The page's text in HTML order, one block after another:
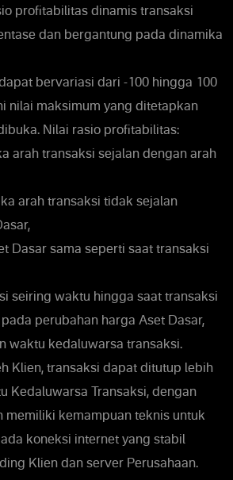
profitabilitas dinamis transaksi
dan bergantung pada dinamika
bervariasi dari -100 hingga 100
nilai maksimum yang ditetapkan
Nilai rasio profitabilitas:
arah transaksi sejalan dengan arah
arah transaksi tidak sejalan
Dasar sama seperti saat transaksi
seiring waktu hingga saat transaksi
perubahan harga Aset Dasar,
waktu kedaluwarsa transaksi.
Klien, transaksi dapat ditutup lebih
Kedaluwarsa Transaksi, dengan
memiliki kemampuan teknis untuk
koneksi internet yang stabil
Klien dan server Perusahaan.